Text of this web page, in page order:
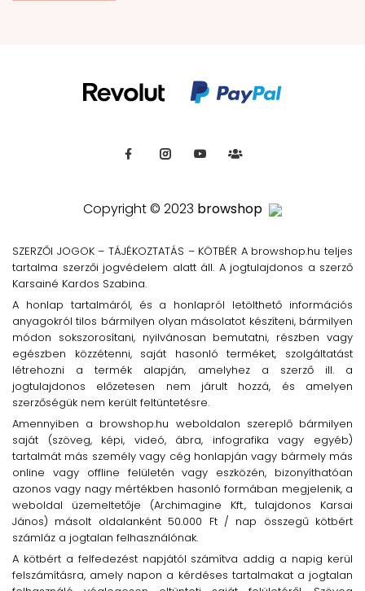
Copyright © 2023 browshop
SZERZŐI JOGOK – TÁJÉKOZTATÁS – KÖTBÉR A browshop.hu teljes
tartalma szerzői jogvédelem alatt áll. A jogtulajdonos a szerző
Karsainé Kardos Szabina.
A honlap tartalmáról, és a honlapról letölthető információs
anyagokról tilos bármilyen olyan másolatot készíteni, bármilyen
módon sokszorosítani, nyilvánosan bemutatni, részben vagy
egészben közzétenni, saját hasonló terméket, szolgáltatást
létrehozni a termék alapján, amelyhez a szerző ill. a
jogtulajdonos előzetesen nem járult hozzá, és amelyen
szerzőségük nem került feltüntetésre.
Amennyiben a browshop.hu weboldalon szereplő bármilyen
saját (szöveg, képi, videó, ábra, infografika vagy egyéb)
tartalmát más személy vagy cég honlapján vagy bármely más
online vagy offline felületén vagy eszközén, bizonyíthatóan
azonos vagy nagy mértékben hasonló formában megjelenik, a
weboldal üzemeltetője (Archimagine Kft., tulajdonos Karsai
János) másolt oldalanként 50.000 Ft / nap összegű kötbért
számláz a jogtalan felhasználónak.
A kötbért a felfedezést napjától számítva addig a napig kerül
felszámításra, amely napon a kérdéses tartalmakat a jogtalan